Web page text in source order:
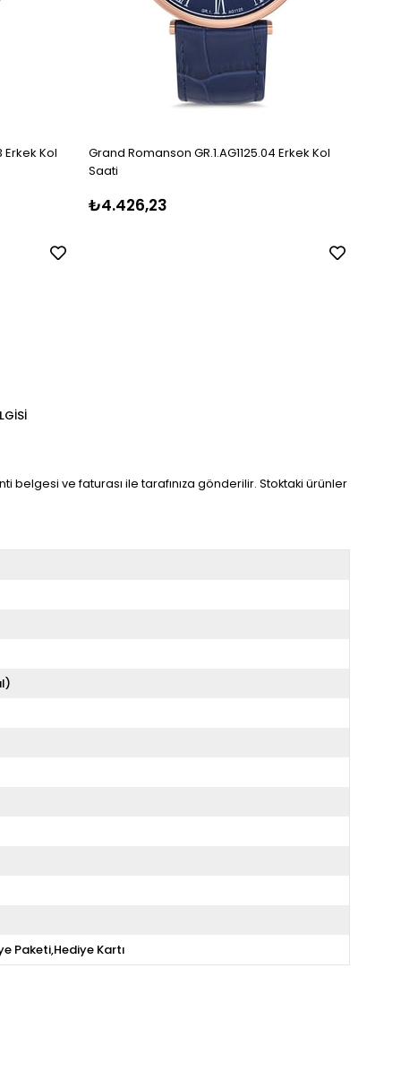
Erkek Kol
Grand Romanson GR.1.AG1125.04 Erkek Kol
Saati
₺4.426,23
belgesi ve faturası ile tarafınıza gönderilir. Stoktaki ürünler
Paketi,Hediye Kartı